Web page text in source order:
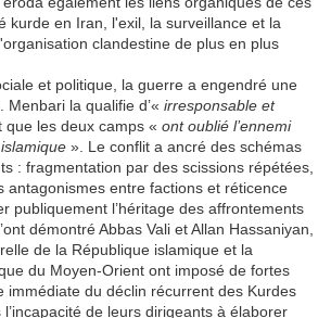
kurde en Iran, l'exil, la surveillance et la
clandestine de plus en plus
et politique, la guerre a engendré une
Menbari la qualifie d’« irresponsable et
que les deux camps « ont oublié l’ennemi
». Le conflit a ancré des schémas
: fragmentation par des scissions répétées,
antagonismes entre factions et réticence
publiquement l’héritage des affrontements
démontré Abbas Vali et Allan Hassaniyan,
de la République islamique et la
du Moyen-Orient ont imposé de fortes
immédiate du déclin récurrent des Kurdes
de leurs dirigeants à élaborer